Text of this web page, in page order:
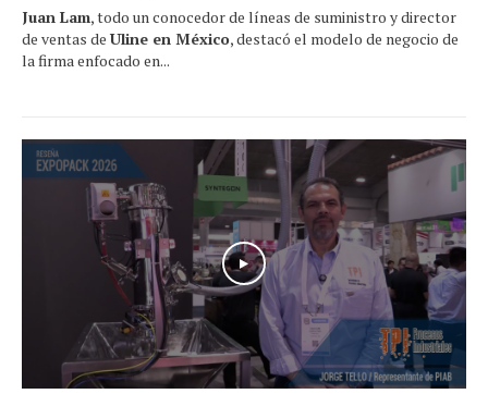
Juan Lam, todo un conocedor de líneas de suministro y director
de ventas de Uline en México, destacó el modelo de negocio de
la firma enfocado en...
Play